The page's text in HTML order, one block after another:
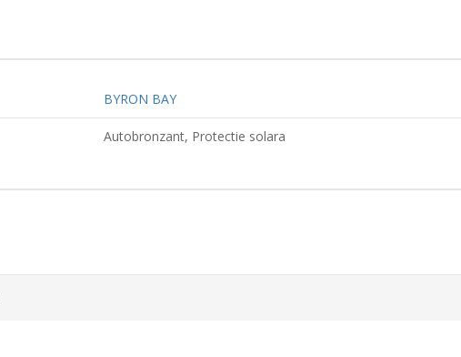
BYRON BAY
Autobronzant, Protectie solara